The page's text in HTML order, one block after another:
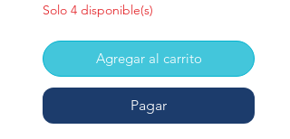
Solo 4 disponible(s)
Agregar al carrito
Pagar